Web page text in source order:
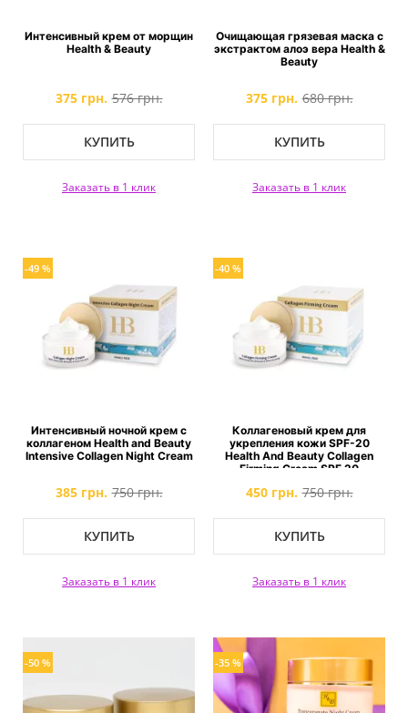
Интенсивный крем от морщин
Health & Beauty
375 грн. 576 грн.
КУПИТЬ
Заказать в 1 клик
Очищающая грязевая маска с
экстрактом алоэ вера Health &
Beauty
375 грн. 680 грн.
КУПИТЬ
Заказать в 1 клик
-49 %
Интенсивный ночной крем с
коллагеном Health and Beauty
Intensive Collagen Night Cream
385 грн. 750 грн.
КУПИТЬ
Заказать в 1 клик
-40 %
Коллагеновый крем для
укрепления кожи SPF-20
Health And Beauty Collagen
Firming Cream SPF 20
450 грн. 750 грн.
КУПИТЬ
Заказать в 1 клик
-50 % -35 %